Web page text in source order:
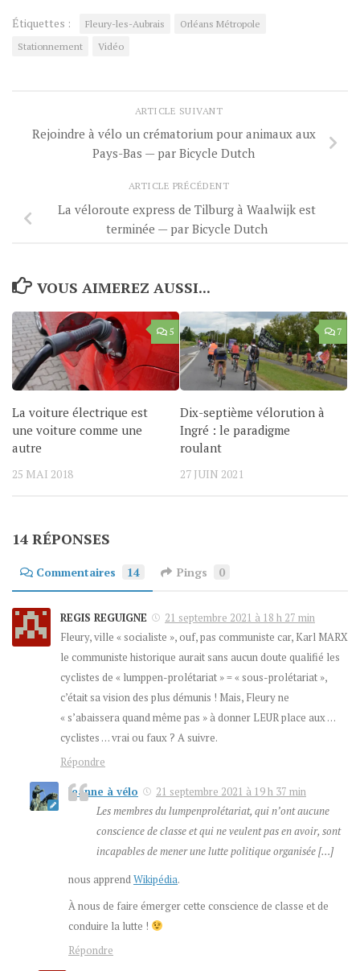
Étiquettes : Fleury-les-Aubrais
Orléans Métropole
Stationnement
Vidéo
ARTICLE SUIVANT
Rejoindre à vélo un crématorium pour animaux aux
Pays-Bas — par Bicycle Dutch
ARTICLE PRÉCÉDENT
La véloroute express de Tilburg à Waalwijk est
terminée — par Bicycle Dutch
VOUS AIMEREZ AUSSI...
5
La voiture électrique est
une voiture comme une
autre
25 MAI 2018
7
Dix-septième vélorution à
Ingré : le paradigme
roulant
27 JUIN 2021
14 RÉPONSES
Commentaires 14 Pings 0
REGIS REGUIGNE
21 septembre 2021 à 18 h 27 min
Fleury, ville « socialiste », ouf, pas communiste car, Karl MARX
le communiste historique aurait sans aucun doute qualifié les
cyclistes de « lumppen-prolétariat » = « sous-prolétariat »,
c’était sa vision des plus démunis ! Mais, Fleury ne
« s’abaissera quand même pas » à donner LEUR place aux …
cyclistes … vrai ou faux ? A suivre.
Répondre
Jeanne à vélo
21 septembre 2021 à 19 h 37 min
Les membres du lumpenprolétariat, qui n’ont aucune
conscience de classe et qui ne veulent pas en avoir, sont
incapables de mener une lutte politique organisée […]
nous apprendWikipédia.
À nous de faire émerger cette conscience de classe et de
conduire la lutte !
Répondre